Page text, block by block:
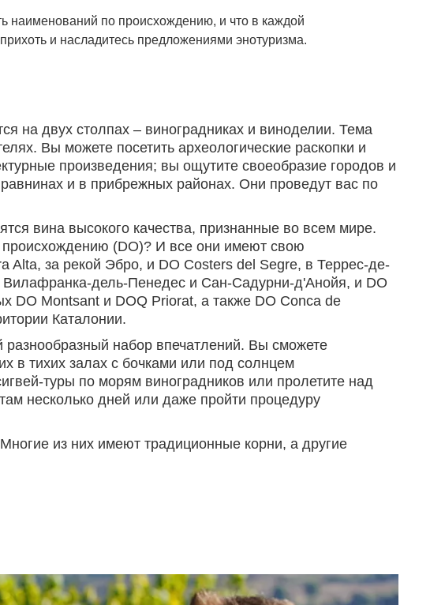
наименований по происхождению, и что в каждой
и насладитесь предложениями энотуризма.
на двух столпах – виноградниках и виноделии. Тема
Вы можете посетить археологические раскопки и
произведения; вы ощутите своеобразие городов и
и в прибрежных районах. Они проведут вас по
вина высокого качества, признанные во всем мире.
(DO)? И все они имеют свою
Alta, за рекой Эбро, и DO Costers del Segre, в Террес-де-
дель-Пенедес и Сан-Садурни-д'Анойя, и DO
DO Montsant и DOQ Priorat, а также DO Conca de
Каталонии.
набор впечатлений. Вы сможете
в тихих залах с бочками или под солнцем
туры по морям виноградников или пролетите над
несколько дней или даже пройти процедуру
из них имеют традиционные корни, а другие